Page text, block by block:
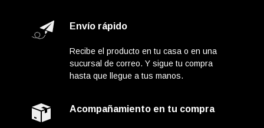
Envío rápido
Recibe el producto en tu casa o en una
sucursal de correo. Y sigue tu compra
hasta que llegue a tus manos.
Acompañamiento en tu compra